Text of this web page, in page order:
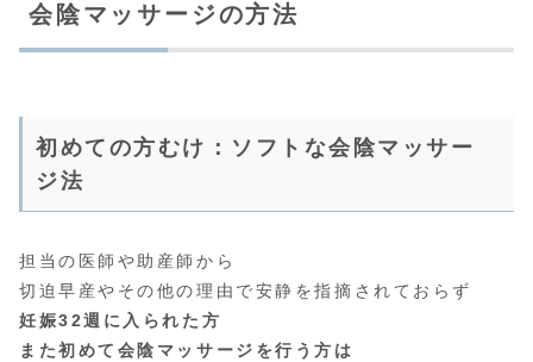
会陰マッサージの方法
初めての方むけ：ソフトな会陰マッサー
ジ法
担当の医師や助産師から
切迫早産やその他の理由で安静を指摘されておらず
妊娠32週に入られた方
また初めて会陰マッサージを行う方は